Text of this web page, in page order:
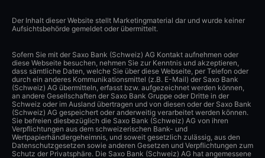
Der Inhalt dieser Website stellt Marketingmaterial dar und wurde keiner
Aufsichtsbehörde gemeldet oder übermittelt.
Sofern Sie mit der Saxo Bank (Schweiz) AG Kontakt aufnehmen oder
diese Webseite besuchen, nehmen Sie zur Kenntnis und akzeptieren,
dass sämtliche Daten, welche Sie über diese Webseite, per Telefon oder
durch ein anderes Kommunikationsmittel (z.B. E-Mail) der Saxo Bank
(Schweiz) AG übermitteln, erfasst bzw. aufgezeichnet werden können,
an andere Gesellschaften der Saxo Bank Gruppe oder Dritte in der
Schweiz oder im Ausland übertragen und von diesen oder der Saxo Bank
(Schweiz) AG gespeichert oder anderweitig verarbeitet werden können.
Sie befreien diesbezüglich die Saxo Bank (Schweiz) AG von ihren
Verpflichtungen aus dem schweizerischen Bank- und
Wertpapierhändlergeheimnis, und soweit gesetzlich zulässig, aus den
Datenschutzgesetzen sowie anderen Gesetzen und Verpflichtungen zum
Schutz der Privatsphäre. Die Saxo Bank (Schweiz) AG hat angemessene